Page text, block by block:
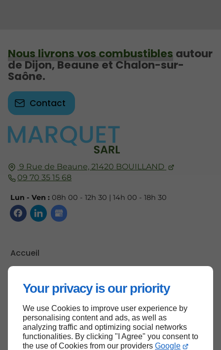
Your privacy is our priority
We use Cookies to improve user experience by
personalising content and ads, as well as
analyzing traffic and optimizing social networks
functionalities. By clicking "I Agree" you consent to
the use of Cookies from our providers Google
9 Rue de Beaune,21420 BOUILLAND
09 70 35 15 68
Lun - Ven : 08h 00 - 12h 30 | 14h 00 - 18h 30
Accueil
Contactez-nous
Mentions légales
Nous livrons vos combustibles autour
de Dijon, Beaune et Chalon-sur-
Saône.
Contact
Haut de page